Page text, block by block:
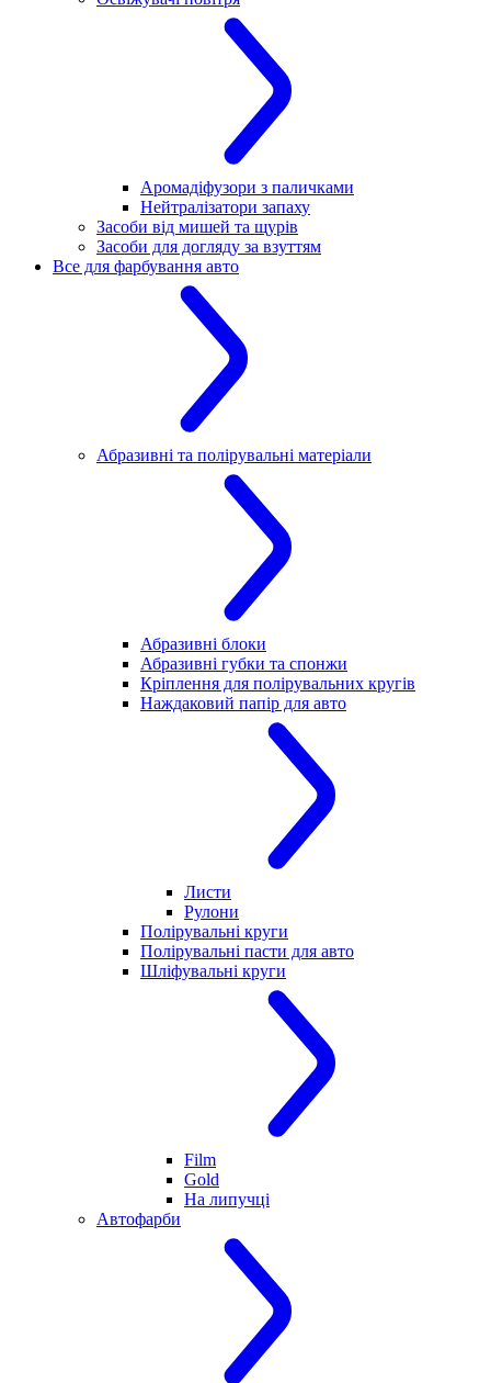
Аромадіфузори з паличками
Нейтралізатори запаху
Засоби від мишей та щурів
Засоби для догляду за взуттям
Все для фарбування авто
Абразивні та полірувальні матеріали
Абразивні блоки
Абразивні губки та спонжи
Кріплення для полірувальних кругів
Наждаковий папір для авто
Листи
Рулони
Полірувальні круги
Полірувальні пасти для авто
Шліфувальні круги
Film
Gold
На липучці
Автофарби